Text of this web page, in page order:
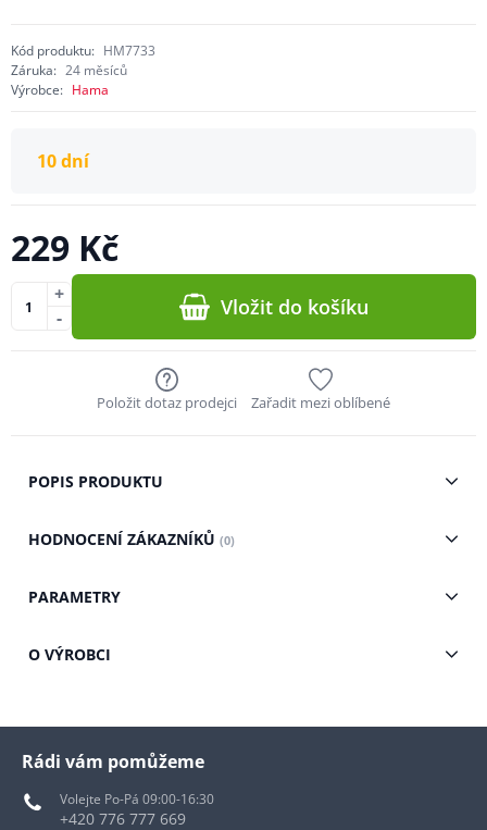
Kód produktu: HM7733
Záruka: 24 měsíců
Výrobce: Hama
10 dní
229 Kč
-
+ Vložit do košíku
Položit dotaz prodejci Zařadit mezi oblíbené
POPIS PRODUKTU
HODNOCENÍ ZÁKAZNÍKŮ (0)
PARAMETRY
O VÝROBCI
Rádi vám pomůžeme
Volejte Po-Pá 09:00-16:30
+420 776 777 669